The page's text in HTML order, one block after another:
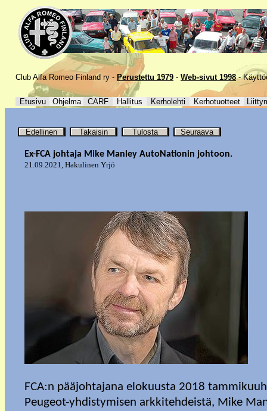
Club Alfa Romeo Finland ry - Perustettu 1979 - Web-sivut 1998 -
Etusivu Ohjelma CARF Hallitus Kerholehti Kerhotuotteet
Edellinen Takaisin Tulosta Seuraava
Ex-FCA johtaja Mike Manley AutoNationin johtoon.
21.09.2021, Hakulinen Yrjö
FCA:n pääjohtajana elokuusta 2018
Peugeot-yhdistymisen arkkitehdeistä, Mike